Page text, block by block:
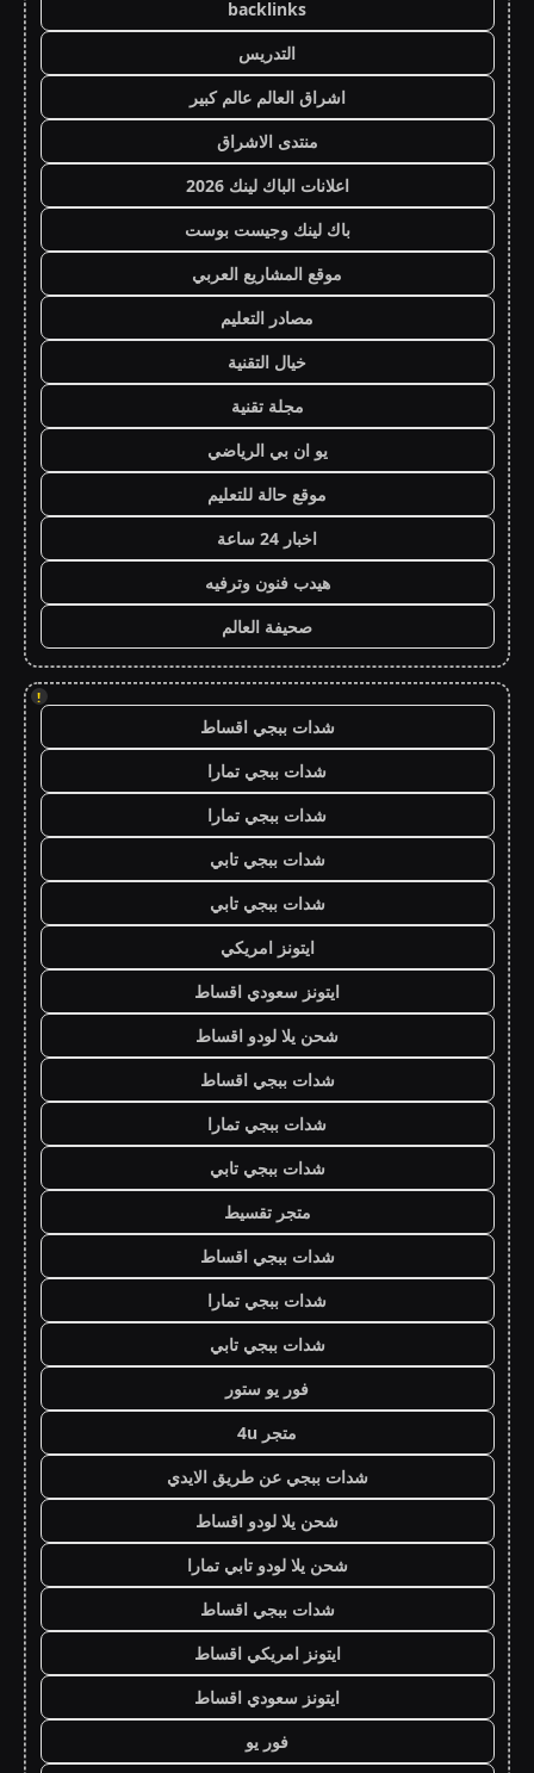
backlinks
التدريس
اشراق العالم عالم كبير
منتدى الاشراق
اعلانات الباك لينك 2026
باك لينك وجيست بوست
موقع المشاريع العربي
مصادر التعليم
خيال التقنية
مجلة تقنية
يو ان بي الرياضي
موقع حالة للتعليم
اخبار 24 ساعة
هيدب فنون وترفيه
صحيفة العالم
!
شدات ببجي اقساط
شدات ببجي تمارا
شدات ببجي تمارا
شدات ببجي تابي
شدات ببجي تابي
ايتونز امريكي
ايتونز سعودي اقساط
شحن يلا لودو اقساط
شدات ببجي اقساط
شدات ببجي تمارا
شدات ببجي تابي
متجر تقسيط
شدات ببجي اقساط
شدات ببجي تمارا
شدات ببجي تابي
فور يو ستور
متجر 4u
شدات ببجي عن طريق الايدي
شحن يلا لودو اقساط
شحن يلا لودو تابي تمارا
شدات ببجي اقساط
ايتونز امريكي اقساط
ايتونز سعودي اقساط
فور يو